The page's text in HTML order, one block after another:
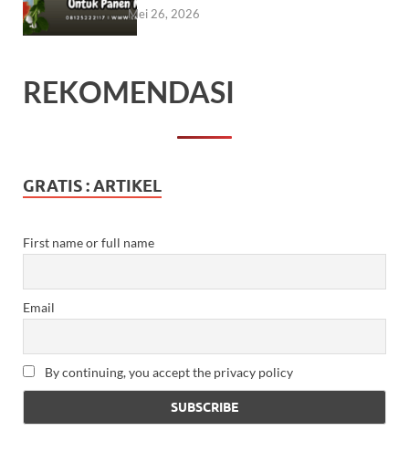
Mei 26, 2026
REKOMENDASI
GRATIS : ARTIKEL
First name or full name
Email
By continuing, you accept the privacy policy